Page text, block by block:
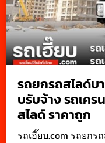
รถยกรถสไลด์บ
บรับจ้าง รถเคร
สไลด์ ราคาถูก
รถเฮี๊ยบ.com รถยก